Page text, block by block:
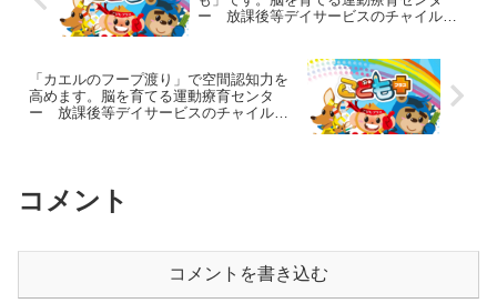
ー 放課後等デイサービスのチャイル
「カエルのフープ渡り」で空間認知力を
高めます。脳を育てる運動療育センタ
ー 放課後等デイサービスのチャイル
コメント
コメントを書き込む